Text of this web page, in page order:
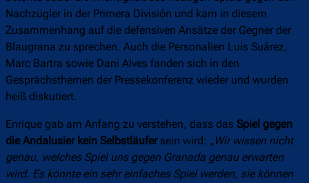
Nachzügler in der Primera División und kam in diesem
Zusammenhang auf die defensiven Ansätze der Gegner der
Blaugrana zu sprechen. Auch die Personalien Luis Suárez,
Marc Bartra sowie Dani Alves fanden sich in den
Gesprächsthemen der Pressekonferenz wieder und wurden
heiß diskutiert.
Enrique gab am Anfang zu verstehen, dass das Spiel gegen
die Andalusier kein Selbstläufersein wird: „Wir wissen nicht
genau, welches Spiel uns gegen Granada genau erwarten
wird. Es könnte ein sehr einfaches Spiel werden, sie können